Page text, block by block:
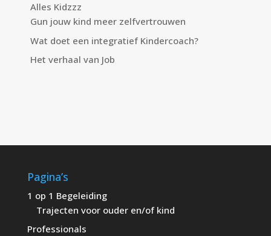
Alles Kidzzz
Gun jouw kind meer zelfvertrouwen
Wat doet een integratief Kindercoach?
Het verhaal van Job
Pagina’s
1 op 1 Begeleiding
Trajecten voor ouder en/of kind
Professionals